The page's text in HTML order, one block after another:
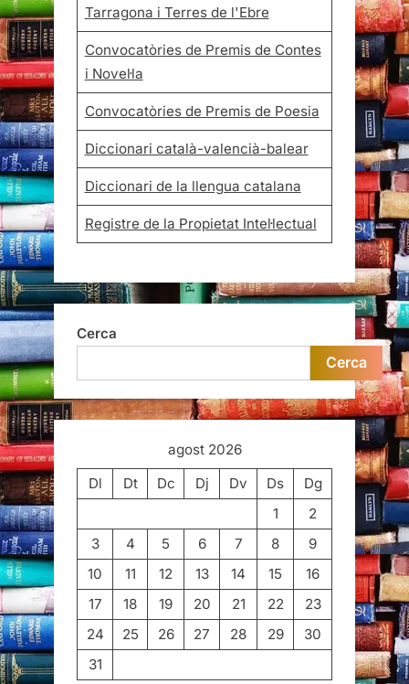
Tarragona i Terres de l'Ebre
Convocatòries de Premis de Contes
i Novel·la
Convocatòries de Premis de Poesia
Diccionari català-valencià-balear
Diccionari de la llengua catalana
Registre de la Propietat Intel·lectual
Cerca
Cerca
agost 2026
Dl
Dt Dc Dj Dv Ds
Dg
1
2
3
4 5 6 7 8
9
10
11 12 13 14 15
16
17
18 19 20 21 22
23
24
25 26 27 28 29
30
31